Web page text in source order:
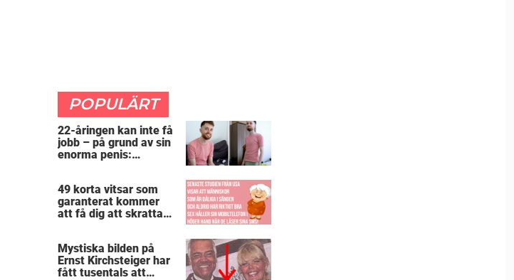
POPULÄRT
22-åringen kan inte få
jobb – på grund av sin
enorma penis:
49 korta vitsar som
garanterat kommer
att få dig att skratta
Mystiska bilden på
Ernst Kirchsteiger har
fått tusentals att